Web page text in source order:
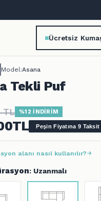
Ücretsiz
Model:Asana
Tekli Puf
TL %12 İNDİRİM
TL Peşin Fiyatına 9 Taksit
alanı nasıl kullanılır?
: Uzanmalı